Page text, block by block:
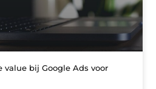
value bij Google Ads voor